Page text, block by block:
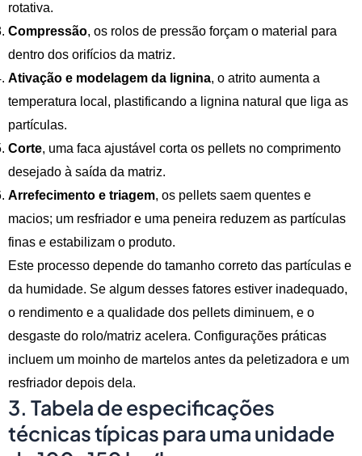
rotativa.
Compressão, os rolos de pressão forçam o material para
dentro dos orifícios da matriz.
Ativação e modelagem da lignina, o atrito aumenta a
temperatura local, plastificando a lignina natural que liga as
partículas.
Corte, uma faca ajustável corta os pellets no comprimento
desejado à saída da matriz.
Arrefecimento e triagem, os pellets saem quentes e
macios; um resfriador e uma peneira reduzem as partículas
finas e estabilizam o produto.
Este processo depende do tamanho correto das partículas e
da humidade. Se algum desses fatores estiver inadequado,
o rendimento e a qualidade dos pellets diminuem, e o
desgaste do rolo/matriz acelera. Configurações práticas
incluem um moinho de martelos antes da peletizadora e um
resfriador depois dela.
3. Tabela de especificações
técnicas típicas para uma unidade